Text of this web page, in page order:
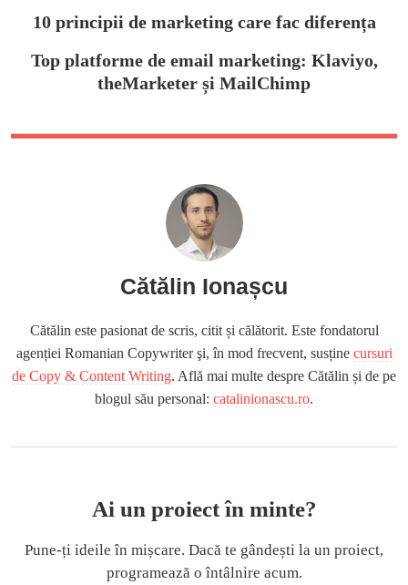
10 principii de marketing care fac diferența
Top platforme de email marketing: Klaviyo,
theMarketer și MailChimp
Cătălin Ionașcu
Cătălin este pasionat de scris, citit și călătorit. Este fondatorul
agenției Romanian Copywriter şi, în mod frecvent, susține cursuri
de Copy & Content Writing. Află mai multe despre Cătălin și de pe
blogul său personal: catalinionascu.ro.
Ai un proiect în minte?
Pune-ți ideile în mișcare. Dacă te gândești la un proiect,
programează o întâlnire acum.